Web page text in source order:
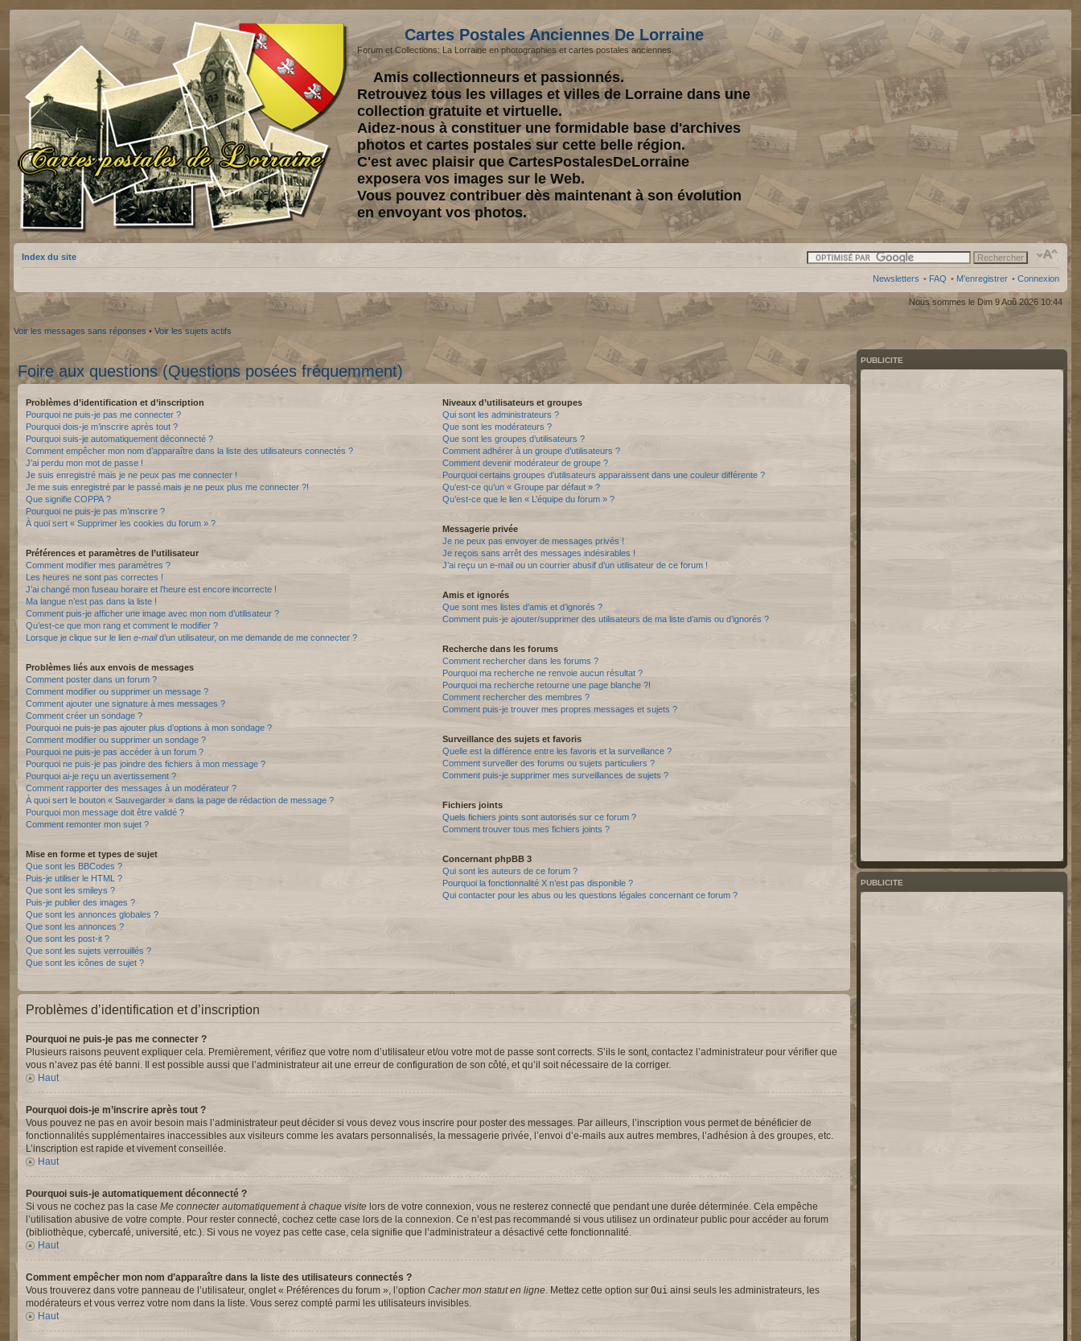
Cartes Postales Anciennes De Lorraine
Forum et Collections: La Lorraine en photographies et cartes postales anciennes.
Amis collectionneurs et passionnés.
Retrouvez tous les villages et villes de Lorraine dans une
collection gratuite et virtuelle.
Aidez-nous à constituer une formidable base d'archives
photos et cartes postales sur cette belle région.
C'est avec plaisir que CartesPostalesDeLorraine
exposera vos images sur le Web.
Vous pouvez contribuer dès maintenant à son évolution
en envoyant vos photos.
Index du site
Newsletters • FAQ • M’enregistrer • Connexion
Nous sommes le Dim 9 Aoû 2026 10:44
Voir les messages sans réponses • Voir les sujets actifs
Foire aux questions (Questions posées fréquemment)
Problèmes d’identification et d’inscription
Pourquoi ne puis-je pas me connecter ?
Pourquoi dois-je m’inscrire après tout ?
Pourquoi suis-je automatiquement déconnecté ?
Comment empêcher mon nom d’apparaître dans la liste des utilisateurs connectés ?
J’ai perdu mon mot de passe !
Je suis enregistré mais je ne peux pas me connecter !
Je me suis enregistré par le passé mais je ne peux plus me connecter ?!
Que signifie COPPA ?
Pourquoi ne puis-je pas m’inscrire ?
À quoi sert « Supprimer les cookies du forum » ?
Préférences et paramètres de l’utilisateur
Comment modifier mes paramètres ?
Les heures ne sont pas correctes !
J’ai changé mon fuseau horaire et l’heure est encore incorrecte !
Ma langue n’est pas dans la liste !
Comment puis-je afficher une image avec mon nom d’utilisateur ?
Qu’est-ce que mon rang et comment le modifier ?
Lorsque je clique sur le lien e-maild’un utilisateur, on me demande de me connecter ?
Problèmes liés aux envois de messages
Comment poster dans un forum ?
Comment modifier ou supprimer un message ?
Comment ajouter une signature à mes messages ?
Comment créer un sondage ?
Pourquoi ne puis-je pas ajouter plus d’options à mon sondage ?
Comment modifier ou supprimer un sondage ?
Pourquoi ne puis-je pas accéder à un forum ?
Pourquoi ne puis-je pas joindre des fichiers à mon message ?
Pourquoi ai-je reçu un avertissement ?
Comment rapporter des messages à un modérateur ?
À quoi sert le bouton « Sauvegarder » dans la page de rédaction de message ?
Pourquoi mon message doit être validé ?
Comment remonter mon sujet ?
Mise en forme et types de sujet
Que sont les BBCodes ?
Puis-je utiliser le HTML ?
Que sont les smileys ?
Puis-je publier des images ?
Que sont les annonces globales ?
Que sont les annonces ?
Que sont les post-it ?
Que sont les sujets verrouillés ?
Que sont les icônes de sujet ?
Niveaux d’utilisateurs et groupes
Qui sont les administrateurs ?
Que sont les modérateurs ?
Que sont les groupes d’utilisateurs ?
Comment adhérer à un groupe d’utilisateurs ?
Comment devenir modérateur de groupe ?
Pourquoi certains groupes d’utilisateurs apparaissent dans une couleur différente ?
Qu’est-ce qu’un « Groupe par défaut » ?
Qu’est-ce que le lien « L’équipe du forum » ?
Messagerie privée
Je ne peux pas envoyer de messages privés !
Je reçois sans arrêt des messages indésirables !
J’ai reçu un e-mail ou un courrier abusif d’un utilisateur de ce forum !
Amis et ignorés
Que sont mes listes d’amis et d’ignorés ?
Comment puis-je ajouter/supprimer des utilisateurs de ma liste d’amis ou d’ignorés ?
Recherche dans les forums
Comment rechercher dans les forums ?
Pourquoi ma recherche ne renvoie aucun résultat ?
Pourquoi ma recherche retourne une page blanche ?!
Comment rechercher des membres ?
Comment puis-je trouver mes propres messages et sujets ?
Surveillance des sujets et favoris
Quelle est la différence entre les favoris et la surveillance ?
Comment surveiller des forums ou sujets particuliers ?
Comment puis-je supprimer mes surveillances de sujets ?
Fichiers joints
Quels fichiers joints sont autorisés sur ce forum ?
Comment trouver tous mes fichiers joints ?
Concernant phpBB 3
Qui sont les auteurs de ce forum ?
Pourquoi la fonctionnalité X n’est pas disponible ?
Qui contacter pour les abus ou les questions légales concernant ce forum ?
Problèmes d’identification et d’inscription
Pourquoi ne puis-je pas me connecter ?
Plusieurs raisons peuvent expliquer cela. Premièrement, vérifiez que votre nom d’utilisateur et/ou votre mot de passe sont corrects. S’ils le sont, contactez l’administrateur pour vérifier que
vous n’avez pas été banni. Il est possible aussi que l’administrateur ait une erreur de configuration de son côté, et qu’il soit nécessaire de la corriger.
Haut
Pourquoi dois-je m’inscrire après tout ?
Vous pouvez ne pas en avoir besoin mais l’administrateur peut décider si vous devez vous inscrire pour poster des messages. Par ailleurs, l’inscription vous permet de bénéficier de
fonctionnalités supplémentaires inaccessibles aux visiteurs comme les avatars personnalisés, la messagerie privée, l’envoi d’e-mails aux autres membres, l’adhésion à des groupes, etc.
L’inscription est rapide et vivement conseillée.
Haut
Pourquoi suis-je automatiquement déconnecté ?
Si vous ne cochez pas la case Me connecter automatiquement à chaque visite lors de votre connexion, vous ne resterez connecté que pendant une durée déterminée. Cela empêche
l’utilisation abusive de votre compte. Pour rester connecté, cochez cette case lors de la connexion. Ce n’est pas recommandé si vous utilisez un ordinateur public pour accéder au forum
(bibliothèque, cybercafé, université, etc.). Si vous ne voyez pas cette case, cela signifie que l’administrateur a désactivé cette fonctionnalité.
Haut
Comment empêcher mon nom d’apparaître dans la liste des utilisateurs connectés ?
Vous trouverez dans votre panneau de l’utilisateur, onglet « Préférences du forum », l’option Cacher mon statut en ligne . Mettez cette option sur Oui ainsi seuls les administrateurs, les
modérateurs et vous verrez votre nom dans la liste. Vous serez compté parmi les utilisateurs invisibles.
Haut
PUBLICITE
PUBLICITE